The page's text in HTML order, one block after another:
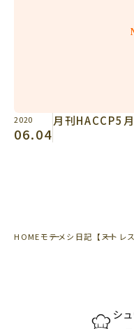
2020
06.04
月刊HACCP5
HOMEモテメシ日記 【スト